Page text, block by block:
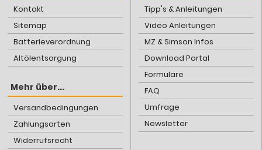
Kontakt
Sitemap
Batterieverordnung
Altölentsorgung
Mehr über...
Versandbedingungen
Zahlungsarten
Widerrufsrecht
Tipp's & Anleitungen
Video Anleitungen
MZ & Simson Infos
Download Portal
Formulare
FAQ
Umfrage
Newsletter